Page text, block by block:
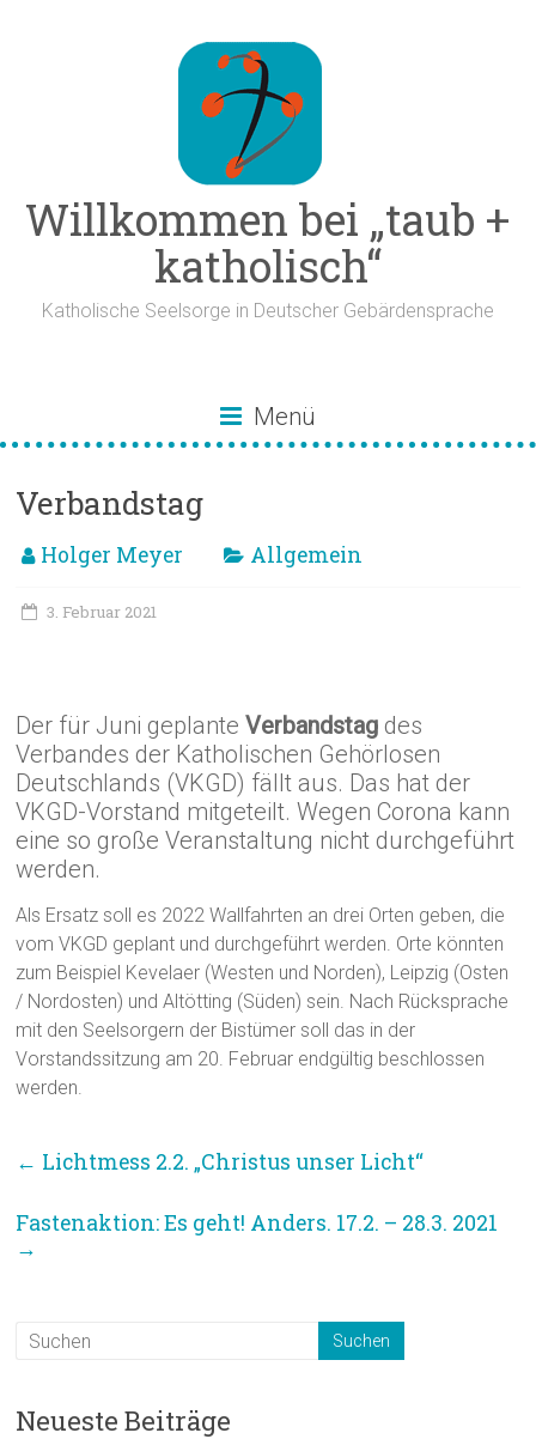
Willkommen bei „taub +
katholisch“
Katholische Seelsorge in Deutscher Gebärdensprache
Menü
Verbandstag
Holger Meyer Allgemein
3. Februar 2021
Der für Juni geplanteVerbandstag des
Verbandes der Katholischen Gehörlosen
Deutschlands (VKGD) fällt aus. Das hat der
VKGD-Vorstand mitgeteilt. Wegen Corona kann
eine so große Veranstaltung nicht durchgeführt
werden.
Als Ersatz soll es 2022 Wallfahrten an drei Orten geben, die
vom VKGD geplant und durchgeführt werden. Orte könnten
zum Beispiel Kevelaer (Westen und Norden), Leipzig (Osten
/ Nordosten) und Altötting (Süden) sein. Nach Rücksprache
mit den Seelsorgern der Bistümer soll das in der
Vorstandssitzung am 20. Februar endgültig beschlossen
werden.
← Lichtmess 2.2. „Christus unser Licht“
Fastenaktion: Es geht! Anders. 17.2. – 28.3. 2021
→
Neueste Beiträge